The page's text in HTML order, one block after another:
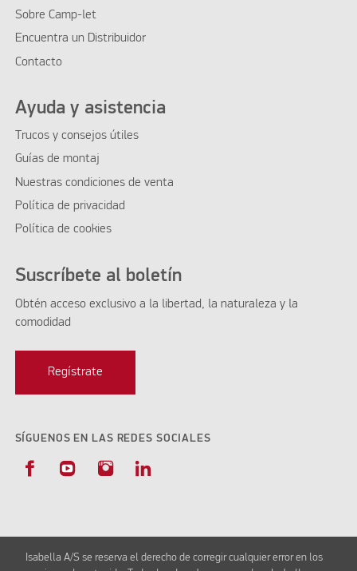
Sobre Camp-let
Encuentra un Distribuidor
Contacto
Ayuda y asistencia
Trucos y consejos útiles
Guías de montaj
Nuestras condiciones de venta
Política de privacidad
Política de cookies
Suscríbete al boletín
Obtén acceso exclusivo a la libertad, la naturaleza y la
comodidad
Regístrate
SÍGUENOS EN LAS REDES SOCIALES
Isabella A/S se reserva el derecho de corregir cualquier error en los